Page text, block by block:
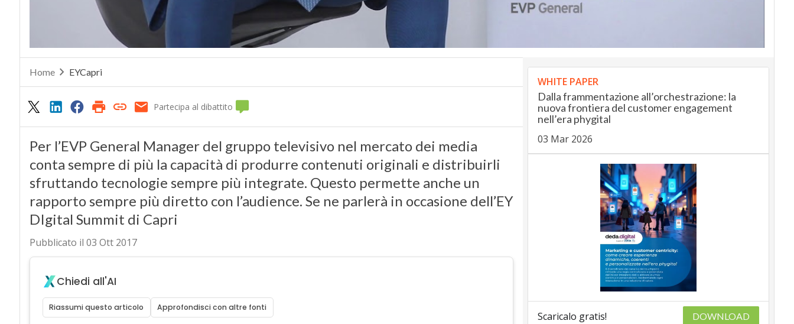
Home EYCapri
Partecipa al dibattito
Per l’EVP General Manager del gruppo televisivo nel mercato dei media
conta sempre di più la capacità di produrre contenuti originali e distribuirli
sfruttando tecnologie sempre più integrate. Questo permette anche un
rapporto sempre più diretto con l’audience. Se ne parlerà in occasione dell’EY
DIgital Summit di Capri
Pubblicato il 03 Ott 2017
Chiedi all'AI
Riassumi questo articolo Approfondisci con altre fonti
WHITE PAPER
Dalla frammentazione all’orchestrazione: la
nuova frontiera del customer engagement
nell’era phygital
03 Mar 2026
Scaricalo gratis! DOWNLOAD